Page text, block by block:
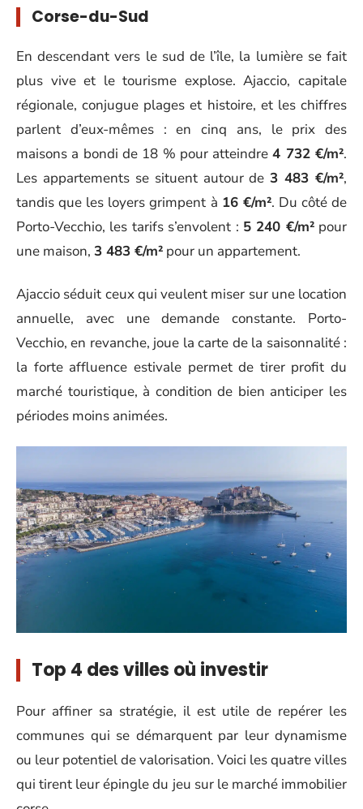
Corse-du-Sud
En descendant vers le sud de l’île, la lumière se fait
plus vive et le tourisme explose. Ajaccio, capitale
régionale, conjugue plages et histoire, et les chiffres
parlent d’eux-mêmes : en cinq ans, le prix des
maisons a bondi de 18 % pour atteindre4 732 €/m².
Les appartements se situent autour de3 483 €/m²,
tandis que les loyers grimpent à 16 €/m². Du côté de
Porto-Vecchio, les tarifs s’envolent : 5 240 €/m²pour
une maison, 3 483 €/m² pour un appartement.
Ajaccio séduit ceux qui veulent miser sur une location
annuelle, avec une demande constante. Porto-
Vecchio, en revanche, joue la carte de la saisonnalité :
la forte affluence estivale permet de tirer profit du
marché touristique, à condition de bien anticiper les
périodes moins animées.
Top 4 des villes où investir
Pour affiner sa stratégie, il est utile de repérer les
communes qui se démarquent par leur dynamisme
ou leur potentiel de valorisation. Voici les quatre villes
qui tirent leur épingle du jeu sur le marché immobilier